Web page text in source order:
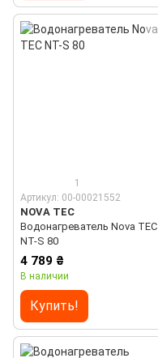
1
Артикул: 00-00021552
NOVA TEC
Водонагреватель Nova TEC
NT-S 80
4 789 ₴
В наличии
Купить!